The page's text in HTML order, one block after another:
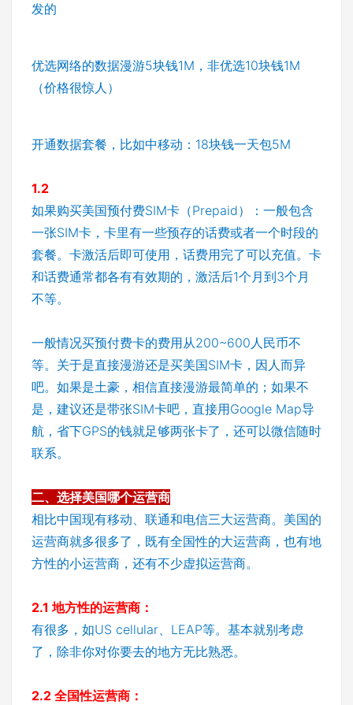
发的
优选网络的数据漫游5块钱1M，非优选10块钱1M
（价格很惊人）
开通数据套餐，比如中移动：18块钱一天包5M
1.2
如果购买美国预付费SIM卡（Prepaid）：一般包含
一张SIM卡，卡里有一些预存的话费或者一个时段的
套餐。卡激活后即可使用，话费用完了可以充值。卡
和话费通常都各有有效期的，激活后1个月到3个月
不等。
一般情况买预付费卡的费用从200~600人民币不
等。关于是直接漫游还是买美国SIM卡，因人而异
吧。如果是土豪，相信直接漫游最简单的；如果不
是，建议还是带张SIM卡吧，直接用Google Map导
航，省下GPS的钱就足够两张卡了，还可以微信随时
联系。
二、选择美国哪个运营商
相比中国现有移动、联通和电信三大运营商。美国的
运营商就多很多了，既有全国性的大运营商，也有地
方性的小运营商，还有不少虚拟运营商。
2.1 地方性的运营商：
有很多，如US cellular、LEAP等。基本就别考虑
了，除非你对你要去的地方无比熟悉。
2.2 全国性运营商：